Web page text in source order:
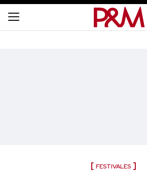
FESTIVALES